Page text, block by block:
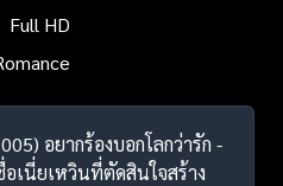
Full HD
อยากร้องบอกโลกว่ารัก -
เนี่ยเหวินที่ตัดสินใจสร้าง